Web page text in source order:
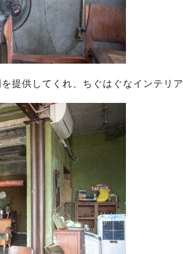
提供してくれ、ちぐはぐなインテリア